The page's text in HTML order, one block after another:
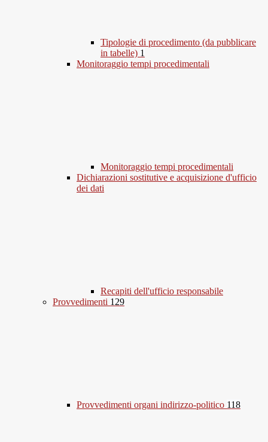
Tipologie di procedimento (da pubblicare
in tabelle) 1
Monitoraggio tempi procedimentali
Monitoraggio tempi procedimentali
Dichiarazioni sostitutive e acquisizione d'ufficio
dei dati
Recapiti dell'ufficio responsabile
Provvedimenti 129
Provvedimenti organi indirizzo-politico 118